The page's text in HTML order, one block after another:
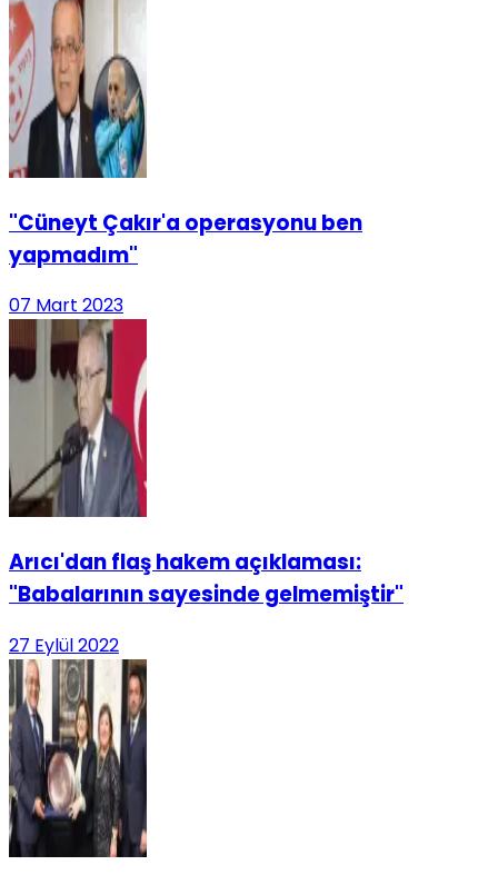
"Cüneyt Çakır'a operasyonu ben
yapmadım"
07 Mart 2023
Arıcı'dan flaş hakem açıklaması:
"Babalarının sayesinde gelmemiştir"
27 Eylül 2022